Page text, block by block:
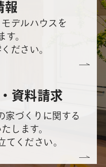
報
デルハウスを
す。
ださい。
資料請求
家づくりに関する
します。
てください。